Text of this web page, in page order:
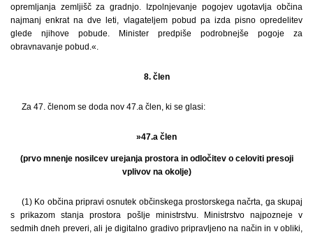
opremljanja zemljišč za gradnjo. Izpolnjevanje pogojev ugotavlja občina
najmanj enkrat na dve leti, vlagateljem pobud pa izda pisno opredelitev
glede njihove pobude. Minister predpiše podrobnejše pogoje za
obravnavanje pobud.«.
8. člen
Za 47. členom se doda nov 47.a člen, ki se glasi:
»47.a člen
(prvo mnenje nosilcev urejanja prostora in odločitev o celoviti presoji
vplivov na okolje)
(1) Ko občina pripravi osnutek občinskega prostorskega načrta, ga skupaj
s prikazom stanja prostora pošlje ministrstvu. Ministrstvo najpozneje v
sedmih dneh preveri, ali je digitalno gradivo pripravljeno na način in v obliki,